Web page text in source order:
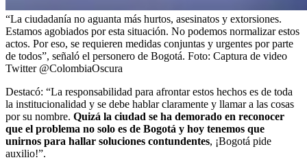
“La ciudadanía no aguanta más hurtos, asesinatos y extorsiones.
Estamos agobiados por esta situación. No podemos normalizar estos
actos. Por eso, se requieren medidas conjuntas y urgentes por parte
de todos”, señaló el personero de Bogotá. Foto: Captura de video
Twitter @ColombiaOscura
Destacó: “La responsabilidad para afrontar estos hechos es de toda
la institucionalidad y se debe hablar claramente y llamar a las cosas
por su nombre. Quizá la ciudad se ha demorado en reconocer
que el problema no solo es de Bogotá y hoy tenemos que
unirnos para hallar soluciones contundentes, ¡Bogotá pide
auxilio!”.